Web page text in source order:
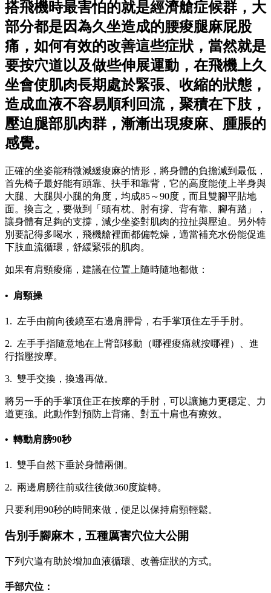
搭飛機時最害怕的就是經濟艙症候群，大
部分都是因為久坐造成的腰痠腿麻屁股
痛，如何有效的改善這些症狀，當然就是
要按穴道以及做些伸展運動，在飛機上久
坐會使肌肉長期處於緊張、收縮的狀態，
造成血液不容易順利回流，聚積在下肢，
壓迫腿部肌肉群，漸漸出現痠麻、腫脹的
感覺。
正確的坐姿能稍微減緩痠麻的情形，將身體的負擔減到最低，
首先椅子最好能有頭靠、扶手和靠背，它的高度能使上半身與
大腿、大腿與小腿的角度，均成85～90度，而且雙腳平貼地
面。換言之，要做到「頭有枕、肘有撐、背有靠、腳有踏」，
讓身體有足夠的支撐，減少坐姿對肌肉的拉扯與壓迫。另外特
別要記得多喝水，飛機艙裡面都偏乾燥，適當補充水份能促進
下肢血流循環，舒緩緊張的肌肉。
如果有肩頸痠痛，建議在位置上隨時隨地都做：
• 肩頸操
1. 左手由前向後繞至右邊肩胛骨，右手掌頂住左手手肘。
2. 左手手指隨意地在上背部移動（哪裡痠痛就按哪裡）、進
行指壓按摩。
3. 雙手交換，換邊再做。
將另一手的手掌頂住正在按摩的手肘，可以讓施力更穩定、力
道更強。此動作對預防上背痛、對五十肩也有療效。
• 轉動肩膀90秒
1. 雙手自然下垂於身體兩側。
2. 兩邊肩膀往前或往後做360度旋轉。
只要利用90秒的時間來做，便足以保持肩頸輕鬆。
告別手腳麻木，五種厲害穴位大公開
下列穴道有助於增加血液循環、改善症狀的方式。
手部穴位：